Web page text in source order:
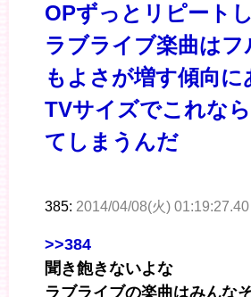
OPずっとリピート
ラブライブ楽曲はフ
もよさが増す傾向に
TVサイズでこれな
てしまうんだ
385: 2014/04/08(火) 01:19:27.40
>>384
聞き飽きないよな
ラブライブの楽曲はみんな